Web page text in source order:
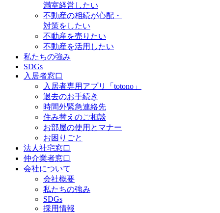
満室経営したい
不動産の相続が心配・
対策をしたい
不動産を売りたい
不動産を活用したい
私たちの強み
SDGs
入居者窓口
入居者専用アプリ「totono」
退去のお手続き
時間外緊急連絡先
住み替えのご相談
お部屋の使用とマナー
お困りごと
法人社宅窓口
仲介業者窓口
会社について
会社概要
私たちの強み
SDGs
採用情報